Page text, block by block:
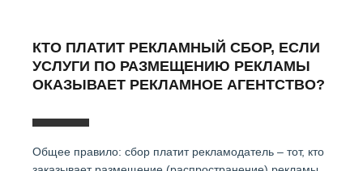
КТО ПЛАТИТ РЕКЛАМНЫЙ СБОР, ЕСЛИ
УСЛУГИ ПО РАЗМЕЩЕНИЮ РЕКЛАМЫ
ОКАЗЫВАЕТ РЕКЛАМНОЕ АГЕНТСТВО?
Общее правило: сбор платит рекламодатель – тот, кто